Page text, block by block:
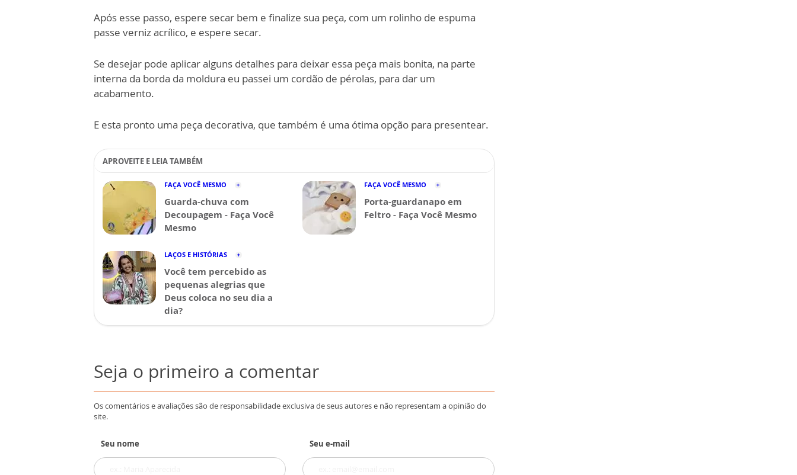
Após esse passo, espere secar bem e finalize sua peça, com um rolinho de espuma
passe verniz acrílico, e espere secar.
Se desejar pode aplicar alguns detalhes para deixar essa peça mais bonita, na parte
interna da borda da moldura eu passei um cordão de pérolas, para dar um
acabamento.
E esta pronto uma peça decorativa, que também é uma ótima opção para presentear.
APROVEITE E LEIA TAMBÉM
FAÇA VOCÊ MESMO
Guarda-chuva com
Decoupagem - Faça Você
Mesmo
FAÇA VOCÊ MESMO
Porta-guardanapo em
Feltro - Faça Você Mesmo
LAÇOS E HISTÓRIAS
Você tem percebido as
pequenas alegrias que
Deus coloca no seu dia a
dia?
Seja o primeiro a comentar
Os comentários e avaliações são de responsabilidade exclusiva de seus autores e não representam a opinião do
site.
Seu nome Seu e-mail